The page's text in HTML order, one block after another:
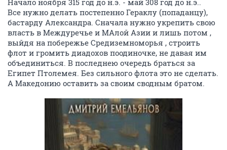
Начало ноября 315 год до н.э. - май 308 год до н.э..
Все нужно делать постепенно Гераклу (попаданцу),
бастарду Александра. Сначала нужно укрепить свою
власть в Междуречье и МАлой Азии и лишь потом ,
выйдя на побережье Средиземноморья , строить
флот и громить диадохов поодиночке, не давая им
объединиться. В последнею очередь браться за
Египет Птолемея. Без сильного флота это не сделать.
А Македонию оставить за своим сводным братом.